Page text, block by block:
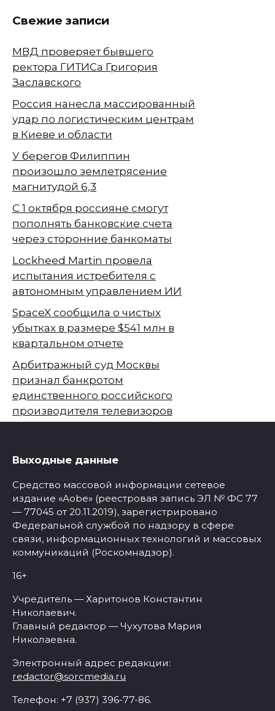
Свежие записи
МВД проверяет бывшего
ректора ГИТИСа Григория
Заславского
Россия нанесла массированный
удар по логистическим центрам
в Киеве и области
У берегов Филиппин
произошло землетрясение
магнитудой 6,3
С 1 октября россияне смогут
пополнять банковские счета
через сторонние банкоматы
Lockheed Martin провела
испытания истребителя с
автономным управлением ИИ
SpaceX сообщила о чистых
убытках в размере $541 млн в
квартальном отчете
Арбитражный суд Москвы
признал банкротом
единственного российского
производителя телевизоров
Выходные данные
Средство массовой информации сетевое
издание «Aobe» (реестровая запись ЭЛ № ФС 77
— 77045 от 20.11.2019), зарегистрировано
Федеральной службой по надзору в сфере
связи, информационных технологий и массовых
коммуникаций (Роскомнадзор).
16+
Учредитель — Харитонов Константин
Николаевич.
Главный редактор — Чухутова Мария
Николаевна.
Электронный адрес редакции:
redactor@sorcmedia.ru
Телефон: +7 (937) 396-77-86.